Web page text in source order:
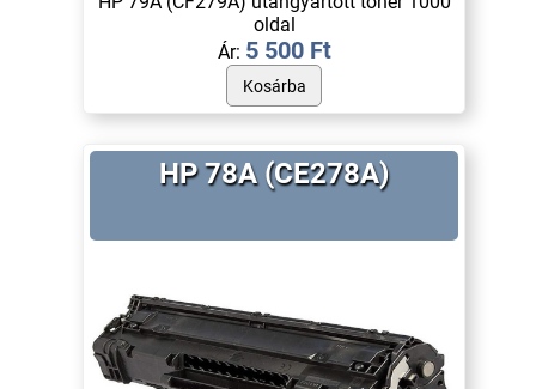
oldal
Ár: 5 500 Ft
HP 78A (CE278A)